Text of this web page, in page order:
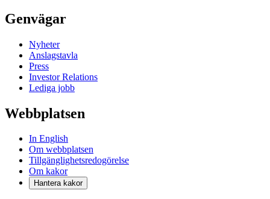
Genvägar
Nyheter
Anslagstavla
Press
Investor Relations
Lediga jobb
Webbplatsen
In English
Om webbplatsen
Tillgänglighetsredogörelse
Om kakor
Hantera kakor